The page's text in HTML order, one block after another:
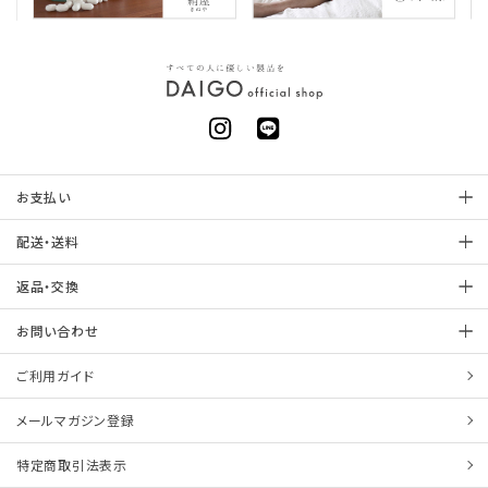
お支払い
配送・送料
返品・交換
お問い合わせ
ご利用ガイド
メールマガジン登録
特定商取引法表示